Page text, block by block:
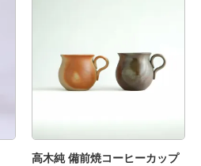
高木純 備前焼コーヒーカップ